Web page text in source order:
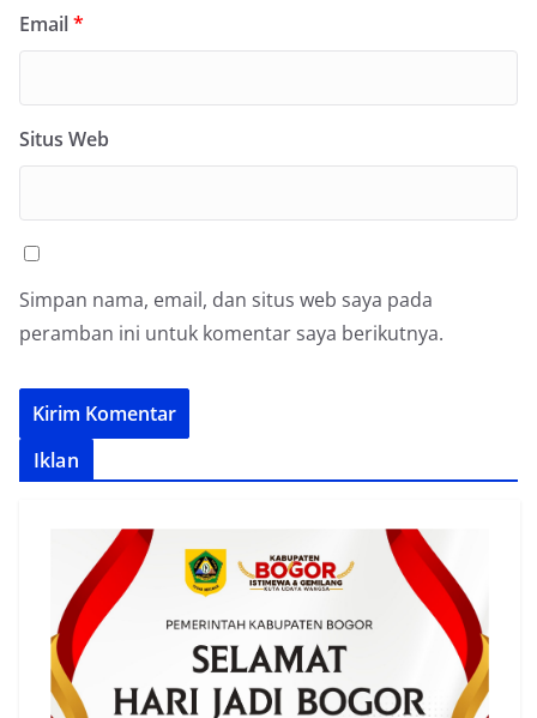
Email*
Situs Web
Simpan nama, email, dan situs web saya pada
peramban ini untuk komentar saya berikutnya.
Iklan